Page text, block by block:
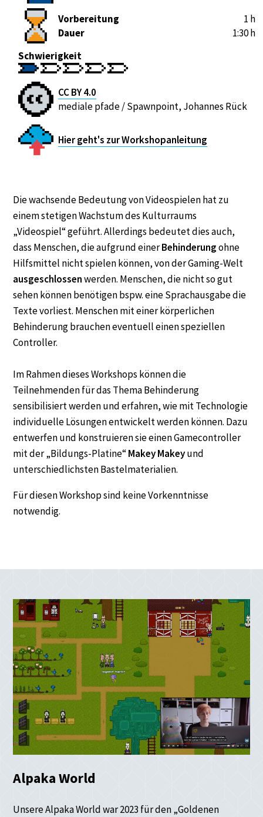
Vorbereitung
1 h
Dauer
1:30 h
Schwierigkeit
CC BY 4.0
mediale pfade / Spawnpoint, Johannes Rück
Hier geht's zur Workshopanleitung
Die wachsende Bedeutung von Videospielen hat zu
einem stetigen Wachstum des Kulturraums
„Videospiel“ geführt. Allerdings bedeutet dies auch,
dass Menschen, die aufgrund einerBehinderungohne
Hilfsmittel nicht spielen können, von der Gaming-Welt
ausgeschlossenwerden. Menschen, die nicht so gut
sehen können benötigen bspw. eine Sprachausgabe die
Texte vorliest. Menschen mit einer körperlichen
Behinderung brauchen eventuell einen speziellen
Controller.
Im Rahmen dieses Workshops können die
Teilnehmenden für das Thema Behinderung
sensibilisiert werden und erfahren, wie mit Technologie
individuelle Lösungen entwickelt werden können. Dazu
entwerfen und konstruieren sie einen Gamecontroller
mit der „Bildungs-Platine“Makey Makeyund
unterschiedlichsten Bastelmaterialien.
Für diesen Workshop sind keine Vorkenntnisse
notwendig.
Alpaka World
Unsere Alpaka World war 2023 für den „Goldenen